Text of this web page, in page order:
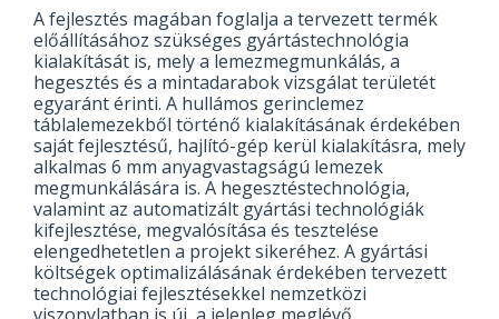
A fejlesztés magában foglalja a tervezett termék
előállításához szükséges gyártástechnológia
kialakítását is, mely a lemezmegmunkálás, a
hegesztés és a mintadarabok vizsgálat területét
egyaránt érinti. A hullámos gerinclemez
táblalemezekből történő kialakításának érdekében
saját fejlesztésű, hajlító-gép kerül kialakításra, mely
alkalmas 6 mm anyagvastagságú lemezek
megmunkálására is. A hegesztéstechnológia,
valamint az automatizált gyártási technológiák
kifejlesztése, megvalósítása és tesztelése
elengedhetetlen a projekt sikeréhez. A gyártási
költségek optimalizálásának érdekében tervezett
technológiai fejlesztésekkel nemzetközi